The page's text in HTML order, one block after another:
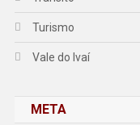
Turismo
Vale do Ivaí
META